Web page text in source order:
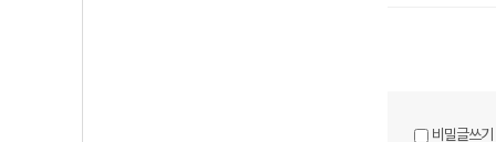
비밀글쓰기